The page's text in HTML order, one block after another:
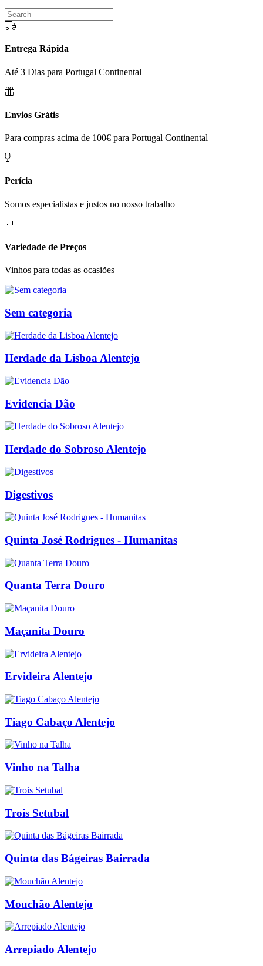
Entrega Rápida
Até 3 Dias para Portugal Continental
Envios Grátis
Para compras acima de 100€ para Portugal Continental
Perícia
Somos especialistas e justos no nosso trabalho
Variedade de Preços
Vinhos para todas as ocasiões
Sem categoria
Herdade da Lisboa Alentejo
Evidencia Dão
Herdade do Sobroso Alentejo
Digestivos
Quinta José Rodrigues - Humanitas
Quanta Terra Douro
Maçanita Douro
Ervideira Alentejo
Tiago Cabaço Alentejo
Vinho na Talha
Trois Setubal
Quinta das Bágeiras Bairrada
Mouchão Alentejo
Arrepiado Alentejo